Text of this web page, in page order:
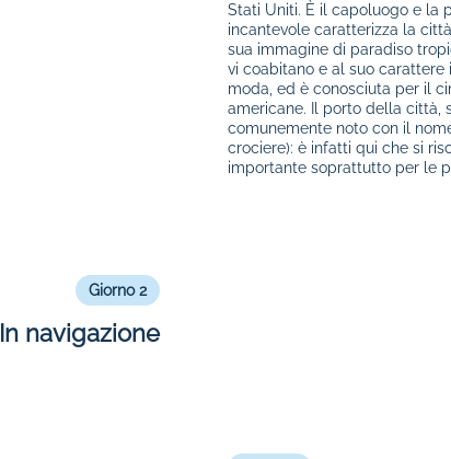
Stati Uniti. È il capoluogo e la
incantevole caratterizza la
sua immagine di paradiso
vi coabitano e al suo
moda, ed è conosciuta per il
americane. Il porto della città,
comunemente noto con il
crociere): è infatti qui che si
importante soprattutto per le
Giorno 2
In navigazione